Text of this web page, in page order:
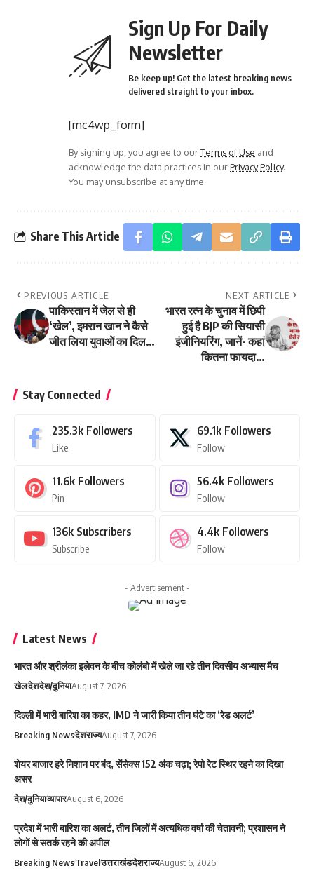
Sign Up For Daily
Newsletter
Be keep up! Get the latest breaking news
delivered straight to your inbox.
[mc4wp_form]
By signing up, you agree to ourTerms of Use and
acknowledge the data practices in ourPrivacy Policy.
You may unsubscribe at any time.
Share This Article
PREVIOUS ARTICLE
पाकिस्तान में जेल से ही
‘खेल’, इमरान खान ने कैसे
जीत लिया युवाओं का दिल…
NEXT ARTICLE
भारत रत्न के चुनाव में छिपी
हुई है BJP की सियासी
इंजीनियरिंग, जानें- कहां
कितना फायदा…
Stay Connected
235.3k Followers
Like
69.1k Followers
Follow
11.6k Followers
Pin
56.4k Followers
Follow
136k Subscribers
Subscribe
4.4k Followers
Follow
- Advertisement -
Latest News
भारत और श्रीलंका इलेवन के बीच कोलंबो में खेले जा रहे तीन दिवसीय अभ्यास मैच
खेलदेशदेश/दुनियाAugust 7, 2026
दिल्ली में भारी बारिश का कहर, IMD ने जारी किया तीन घंटे का ‘रेड अलर्ट’
Breaking Newsदेशराज्यAugust 7, 2026
शेयर बाजार हरे निशान पर बंद, सेंसेक्स 152 अंक चढ़ा; रेपो रेट स्थिर रहने का दिखा
असर
देश/दुनियाव्यापारAugust 6, 2026
प्रदेश में भारी बारिश का अलर्ट, तीन जिलों में अत्यधिक वर्षा की चेतावनी; प्रशासन ने
लोगों से सतर्क रहने की अपील
Breaking NewsTravelउत्तराखंडदेशराज्यAugust 6, 2026